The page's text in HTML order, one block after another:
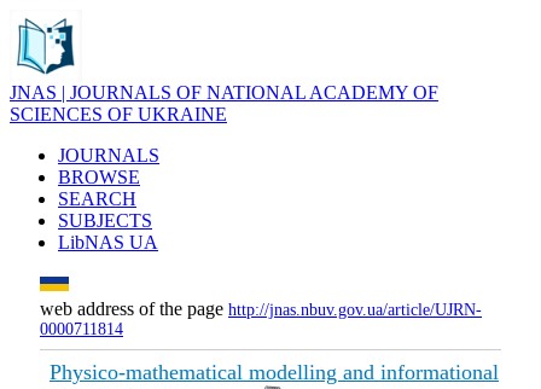
JNAS | JOURNALS OF NATIONAL ACADEMY OF
SCIENCES OF UKRAINE
JOURNALS
BROWSE
SEARCH
SUBJECTS
LibNAS UA
web address of the page http://jnas.nbuv.gov.ua/article/UJRN-
0000711814
Physico-mathematical modelling and informational